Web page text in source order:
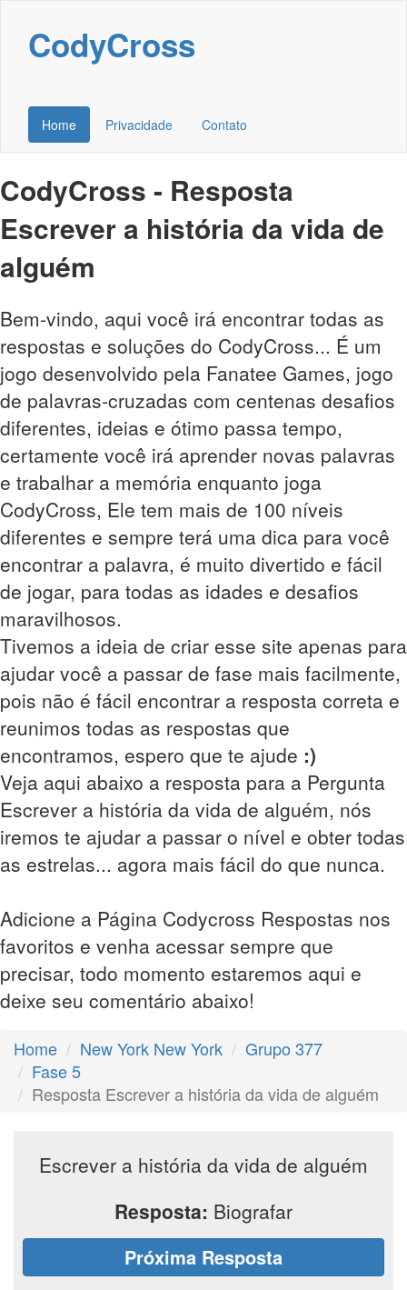
CodyCross
Home Privacidade Contato
CodyCross - Resposta
Escrever a história da vida de
alguém
Bem-vindo, aqui você irá encontrar todas as
respostas e soluções do CodyCross... É um
jogo desenvolvido pela Fanatee Games, jogo
de palavras-cruzadas com centenas desafios
diferentes, ideias e ótimo passa tempo,
certamente você irá aprender novas palavras
e trabalhar a memória enquanto joga
CodyCross, Ele tem mais de 100 níveis
diferentes e sempre terá uma dica para você
encontrar a palavra, é muito divertido e fácil
de jogar, para todas as idades e desafios
maravilhosos.
Tivemos a ideia de criar esse site apenas para
ajudar você a passar de fase mais facilmente,
pois não é fácil encontrar a resposta correta e
reunimos todas as respostas que
encontramos, espero que te ajude :)
Veja aqui abaixo a resposta para a Pergunta
Escrever a história da vida de alguém, nós
iremos te ajudar a passar o nível e obter todas
as estrelas... agora mais fácil do que nunca.
Adicione a Página Codycross Respostas nos
favoritos e venha acessar sempre que
precisar, todo momento estaremos aqui e
deixe seu comentário abaixo!
Home New York New York
Grupo 377
Fase 5
Resposta Escrever a história da vida de alguém
Escrever a história da vida de alguém
Resposta: Biografar
Próxima Resposta